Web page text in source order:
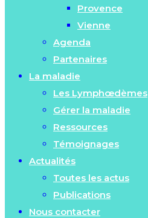
Provence
Vienne
Agenda
Partenaires
La maladie
Les Lymphœdèmes
Gérer la maladie
Ressources
Témoignages
Actualités
Toutes les actus
Publications
Nous contacter